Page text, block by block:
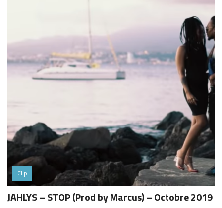
Clip
JAHLYS – STOP (Prod by Marcus) – Octobre 2019